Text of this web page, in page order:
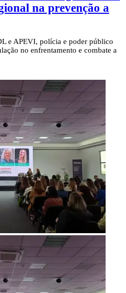
na prevenção a
e APEVI, polícia e poder público
no enfrentamento e combate a